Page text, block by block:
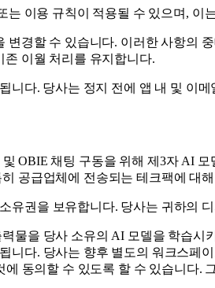
이용 규칙이 적용될 수 있으며, 이
경할 수 있습니다. 이러한 사항의
이월 처리를 유지합니다.
니다. 당사는 정지 전에 앱 내 및 이
OBIE 채팅 구동을 위해 제3자 AI
공급업체에 전송되는 테크팩에 대
유권을 보유합니다. 당사는 귀하의
물을 당사 소유의 AI 모델을 학습
니다. 당사는 향후 별도의 워크스페
동의할 수 있도록 할 수 있습니다